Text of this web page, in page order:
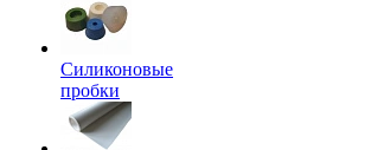
Силиконовые
пробки